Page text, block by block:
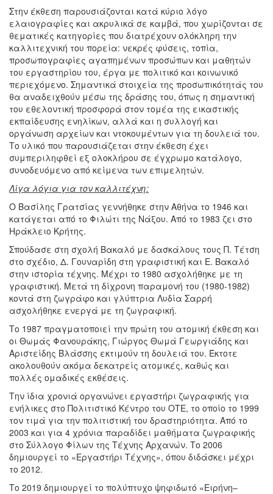
Στην έκθεση παρουσιάζονται κατά κύριο λόγο
ελαιογραφίες και ακρυλικά σε καμβά, που χωρίζονται σε
θεματικές κατηγορίες που διατρέχουν ολόκληρη την
καλλιτεχνική του πορεία: νεκρές φύσεις, τοπία,
προσωπογραφίες αγαπημένων προσώπων και μαθητών
του εργαστηρίου του, έργα με πολιτικό και κοινωνικό
περιεχόμενο. Σημαντικά στοιχεία της προσωπικότητάς του
θα αναδειχθούν μέσω της δράσης του, όπως η σημαντική
του εθελοντική προσφορά στον τομέα της εικαστικής
εκπαίδευσης ενηλίκων, αλλά και η συλλογή και
οργάνωση αρχείων και ντοκουμέντων για τη δουλειά του.
Το υλικό που παρουσιάζεται στην έκθεση έχει
συμπεριληφθεί εξ ολοκλήρου σε έγχρωμο κατάλογο,
συνοδευόμενο από κείμενα των επιμελητών.
Λίγα λόγια για τον καλλιτέχνη:
Ο Βασίλης Γρατσίας γεννήθηκε στην Αθήνα το 1946 και
κατάγεται από το Φιλώτι της Νάξου. Από το 1983 ζει στο
Ηράκλειο Κρήτης.
Σπούδασε στη σχολή Βακαλό με δασκάλους τους Π. Τέτση
στο σχέδιο, Δ. Γουναρίδη στη γραφιστική και Ε. Βακαλό
στην ιστορία τέχνης. Μέχρι το 1980 ασχολήθηκε με τη
γραφιστική. Μετά τη δίχρονη παραμονή του (1980-1982)
κοντά στη ζωγράφο και γλύπτρια Λυδία Σαρρή
ασχολήθηκε ενεργά με τη ζωγραφική.
Το 1987 πραγματοποιεί την πρώτη του ατομική έκθεση και
οι Θωμάς Φανουράκης, Γιώργος Θωμά Γεωργιάδης και
Αριστείδης Βλάσσης εκτιμούν τη δουλειά του. Έκτοτε
ακολουθούν ακόμα δεκατρείς ατομικές, καθώς και
πολλές ομαδικές εκθέσεις.
Την ίδια χρονιά οργανώνει εργαστήρι ζωγραφικής για
ενήλικες στο Πολιτιστικό Κέντρο του ΟΤΕ, το οποίο το 1999
τον τιμά για την πολιτιστική του δραστηριότητα. Από το
2003 και για 4 χρόνια παραδίδει μαθήματα ζωγραφικής
στο Σύλλογο Φίλων της Τέχνης Αρχανών. Το 2006
δημιουργεί το «Εργαστήρι Τέχνης», όπου διδάσκει μέχρι
το 2012.
Το 2019 δημιουργεί το πολύπτυχο ψηφιδωτό «Ειρήνη–